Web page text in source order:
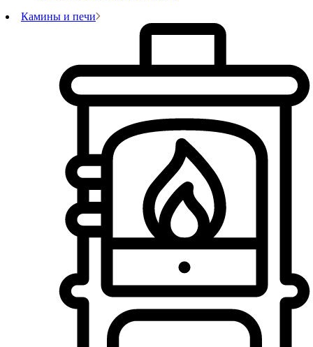
Камины и печи